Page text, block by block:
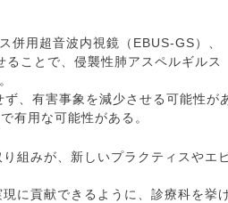
併用超音波内視鏡（EBUS-GS）、
ことで、侵襲性肺アスペルギルス
、有害事象を減少させる可能性が
有用な可能性がある。
組みが、新しいプラクティスやエ
に貢献できるように、診療科を挙